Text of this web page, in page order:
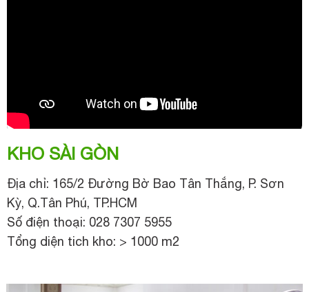
KHO SÀI GÒN
Địa chỉ: 165/2 Đường Bờ Bao Tân Thắng, P. Sơn
Kỳ, Q.Tân Phú, TP.HCM
Số điện thoại: 028 7307 5955
Tổng diện tich kho: > 1000 m2